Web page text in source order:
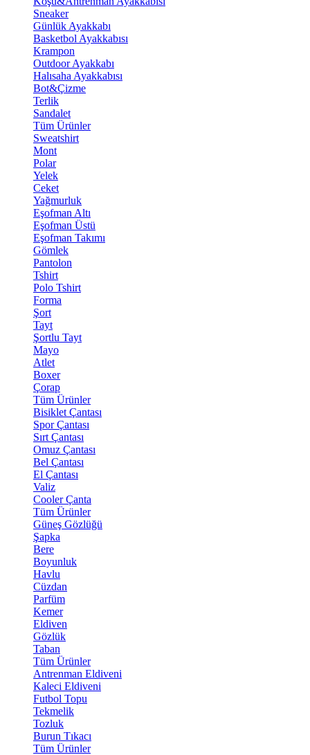
Sneaker
Günlük Ayakkabı
Basketbol Ayakkabısı
Krampon
Outdoor Ayakkabı
Halısaha Ayakkabısı
Bot&Çizme
Terlik
Sandalet
Tüm Ürünler
Sweatshirt
Mont
Polar
Yelek
Ceket
Yağmurluk
Eşofman Altı
Eşofman Üstü
Eşofman Takımı
Gömlek
Pantolon
Tshirt
Polo Tshirt
Forma
Şort
Tayt
Şortlu Tayt
Mayo
Atlet
Boxer
Çorap
Tüm Ürünler
Bisiklet Çantası
Spor Çantası
Sırt Çantası
Omuz Çantası
Bel Çantası
El Çantası
Valiz
Cooler Çanta
Tüm Ürünler
Güneş Gözlüğü
Şapka
Bere
Boyunluk
Havlu
Cüzdan
Parfüm
Kemer
Eldiven
Gözlük
Taban
Tüm Ürünler
Antrenman Eldiveni
Kaleci Eldiveni
Futbol Topu
Tekmelik
Tozluk
Burun Tıkacı
Tüm Ürünler